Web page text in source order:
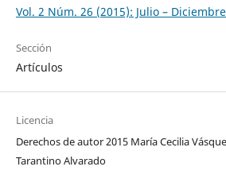
Vol. 2 Núm. 26 (2015): Julio – Diciembre
Sección
Artículos
Licencia
Derechos de autor 2015 María Cecilia
Tarantino Alvarado